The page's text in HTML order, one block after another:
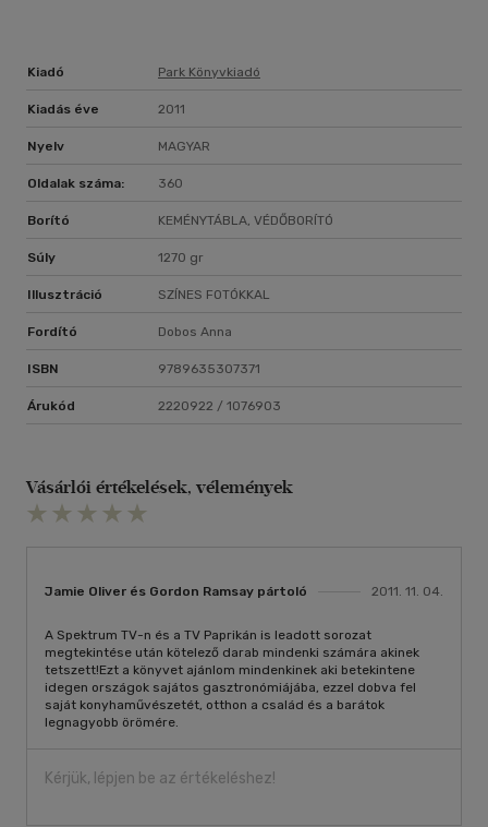
Kiadó Park Könyvkiadó
Kiadás éve 2011
Nyelv MAGYAR
Oldalak száma: 360
Borító KEMÉNYTÁBLA, VÉDŐBORÍTÓ
Súly 1270 gr
Illusztráció SZÍNES FOTÓKKAL
Fordító Dobos Anna
ISBN 9789635307371
Árukód 2220922 / 1076903
Vásárlói értékelések, vélemények
Jamie Oliver és Gordon Ramsay pártoló 2011. 11. 04.
A Spektrum TV-n és a TV Paprikán is leadott sorozat
megtekintése után kötelező darab mindenki számára akinek
tetszett!Ezt a könyvet ajánlom mindenkinek aki betekintene
idegen országok sajátos gasztronómiájába, ezzel dobva fel
saját konyhaművészetét, otthon a család és a barátok
legnagyobb örömére.
Kérjük, lépjen be az értékeléshez!